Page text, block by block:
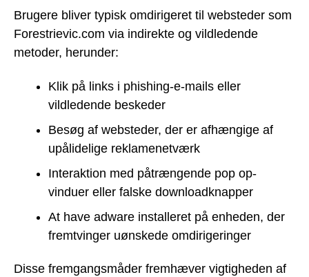
Brugere bliver typisk omdirigeret til websteder som
Forestrievic.com via indirekte og vildledende
metoder, herunder:
Klik på links i phishing-e-mails eller
vildledende beskeder
Besøg af websteder, der er afhængige af
upålidelige reklamenetværk
Interaktion med påtrængende pop op-
vinduer eller falske downloadknapper
At have adware installeret på enheden, der
fremtvinger uønskede omdirigeringer
Disse fremgangsmåder fremhæver vigtigheden af